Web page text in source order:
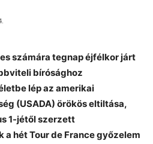
számára tegnap éjfélkor járt
bírósághoz
lép az amerikai
(USADA) örökös eltiltása,
1-jétől szerzett
a hét Tour de France győzelem